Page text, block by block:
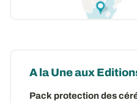
A la Une aux
Pack protection des